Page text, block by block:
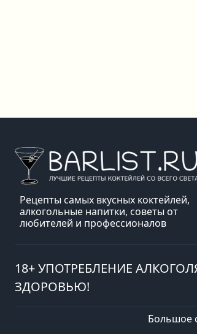
Рецепты самых вкусных коктейлей,
алкогольные напитки, советы от
любителей и профессионалов
18+ УПОТРЕБЛЕНИЕ
ЗДОРОВЬЮ!
Большое